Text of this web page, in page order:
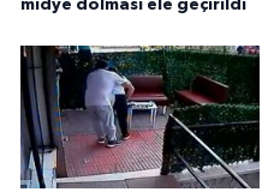
midye dolması ele geçirildi